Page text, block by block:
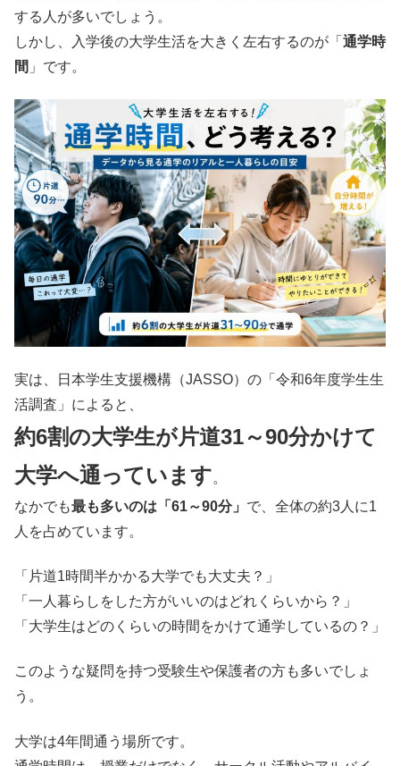
する人が多いでしょう。
しかし、入学後の大学生活を大きく左右するのが「 通学時
間 」です。
実は、日本学生支援機構（JASSO）の「令和6年度学生生
活調査」によると、
約6割の大学生が片道31～90分かけて
大学へ通っています。
なかでも最も多いのは「61～90分」 で、全体の約3人に1
人を占めています。
「片道1時間半かかる大学でも大丈夫？」
「一人暮らしをした方がいいのはどれくらいから？」
「大学生はどのくらいの時間をかけて通学しているの？」
このような疑問を持つ受験生や保護者の方も多いでしょ
う。
大学は4年間通う場所です。